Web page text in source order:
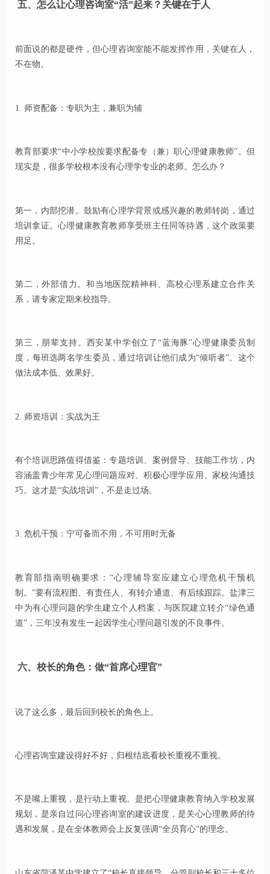
五、怎么让心理咨询室“活”起来？关键在于人
前面说的都是硬件，但心理咨询室能不能发挥作用，关键在人，
不在物。
1. 师资配备：专职为主，兼职为辅
教育部要求“中小学校按要求配备专（兼）职心理健康教师”。但
现实是，很多学校根本没有心理学专业的老师。怎么办？
第一，内部挖潜。鼓励有心理学背景或感兴趣的教师转岗，通过
培训拿证。心理健康教育教师享受班主任同等待遇，这个政策要
用足。
第二，外部借力。和当地医院精神科、高校心理系建立合作关
系，请专家定期来校指导。
第三，朋辈支持。西安某中学创立了“蓝海豚”心理健康委员制
度，每班选两名学生委员，通过培训让他们成为“倾听者”。这个
做法成本低、效果好。
2. 师资培训：实战为王
有个培训思路值得借鉴：专题培训、案例督导、技能工作坊，内
容涵盖青少年常见心理问题应对、积极心理学应用、家校沟通技
巧。这才是“实战培训”，不是走过场。
3. 危机干预：宁可备而不用，不可用时无备
教育部指南明确要求：“心理辅导室应建立心理危机干预机
制。”要有流程图、有责任人、有转介通道、有后续跟踪。盐津三
中为有心理问题的学生建立个人档案，与医院建立转介“绿色通
道”，三年没有发生一起因学生心理问题引发的不良事件。
六、校长的角色：做“首席心理官”
说了这么多，最后回到校长的角色上。
心理咨询室建设得好不好，归根结底看校长重视不重视。
不是嘴上重视，是行动上重视。是把心理健康教育纳入学校发展
规划，是亲自过问心理咨询室的建设进度，是关心心理教师的待
遇和发展，是在全体教师会上反复强调“全员育心”的理念。